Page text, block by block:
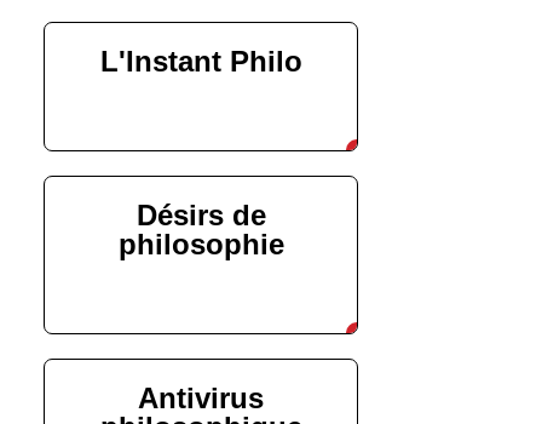
L'Instant Philo
Désirs de
philosophie
Antivirus